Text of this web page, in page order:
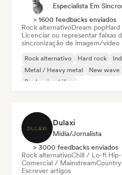
Especialista Em
> 1600 feedbacks enviados
Rock alternativoDream pop
Licenciar ou representar faixas
sincronização de imagem/vídeo
Rock alternativo Hard rock
Metal / Heavy metal
New wave
Rock psicodélico
Dulaxi
Mídia/Jornalista
> 3000 feedbacks enviados
Rock alternativoChill / Lo-fi
Comercial / MainstreamCountry
Escrever artigos